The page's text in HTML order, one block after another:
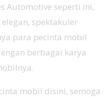
Automotive seperti ini,
spektakuler
para pecinta mobil
berbagai karya
mobil disini, semoga